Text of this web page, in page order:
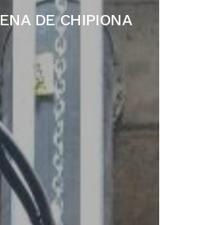
DE CHIPIONA